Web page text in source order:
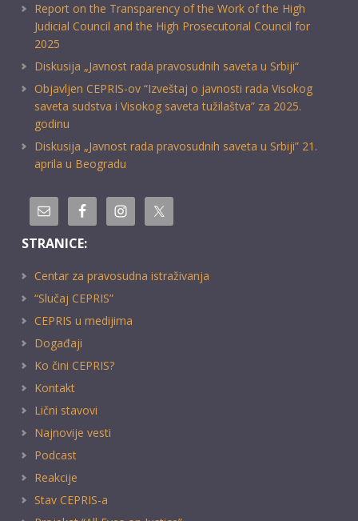
Report on the Transparency of the Work of the High
Judicial Council and the High Prosecutorial Council for
2025
Diskusija „Javnost rada pravosudnih saveta u Srbiji“
Objavljen CEPRIS-ov “Izveštaj o javnosti rada Visokog
saveta sudstva i Visokog saveta tužilaštva” za 2025.
godinu
Diskusija „Javnost rada pravosudnih saveta u Srbiji” 21.
aprila u Beogradu
STRANICE:
Centar za pravosudna istraživanja
“Slučaj CEPRIS”
CEPRIS u medijima
Događaji
Ko čini CEPRIS?
Kontakt
Lični stavovi
Najnovije vesti
Podcast
Reakcije
Stav CEPRIS-a